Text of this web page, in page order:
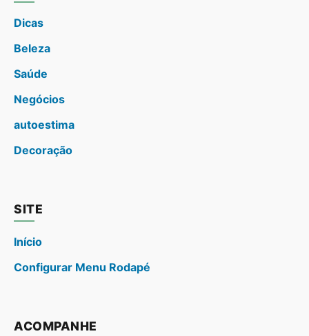
Dicas
Beleza
Saúde
Negócios
autoestima
Decoração
SITE
Início
Configurar Menu Rodapé
ACOMPANHE